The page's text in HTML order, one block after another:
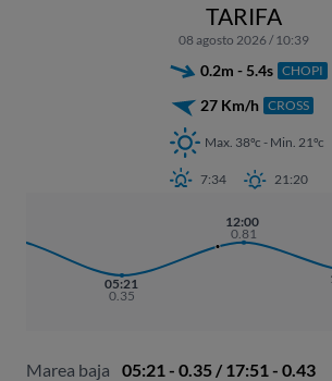
TARIFA
08 agosto 2026 / 10:39
0.2m - 5.4s CHOPI
27 Km/h CROSS
Max. 38ºc - Min. 21ºc
7:34 21:20
05:21
0.35
12:00
0.81
Marea baja 05:21 - 0.35 / 17:51 - 0.43